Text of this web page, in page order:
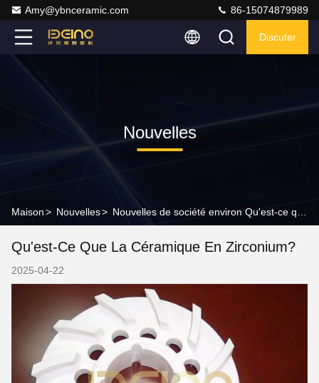
Amy@ybnceramic.com 86-15074879989
Discuter
Nouvelles
Maison> Nouvelles>
Qu'est-Ce Que La Céramique En Zirconium?
2025-04-22